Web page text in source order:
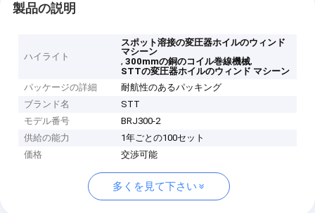
製品の説明
ハイライト
スポット溶接の変圧器ホイルのウィンド
マシーン
,300mmの銅のコイル巻線機械,
STTの変圧器ホイルのウィンド マシーン
パッケージの詳細
耐航性のあるパッキング
ブランド名
STT
モデル番号
BRJ300-2
供給の能力
1年ごとの100セット
価格
交渉可能
多くを見て下さい